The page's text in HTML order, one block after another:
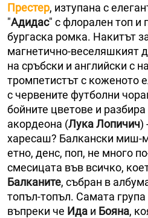
Престер, изтупана с
"Адидас" с флорален топ и
бургаска ромка. Накитът
магнетично-веселяшкият
на сръбски и английски с
тромпетистът с коженото
с червените футболни
бойните цветове и разбира
акордеона (Лука Лопичич)
харесаш? Балкански миш-
етно, денс, поп, не много
смесицата във всичко,
Балканите, събран в
топъл-топъл. Самата
въпреки че Ида и Бояна,